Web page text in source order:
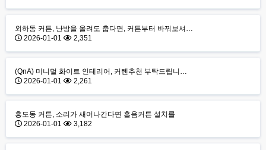
외하동 커튼, 난방을 올려도 춥다면, 커튼부터 바꿔보셔…
2026-01-01
2,351
(QnA) 미니멀 화이트 인테리어, 커텐추천 부탁드립니…
2026-01-01
2,261
흥도동 커튼, 소리가 새어나간다면 흡음커튼 설치를
2026-01-01
3,182